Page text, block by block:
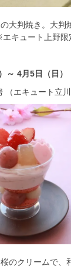
大判焼き。大判
キュート上野限
～ 4月5日（日）
（エキュート立川
のクリームで、